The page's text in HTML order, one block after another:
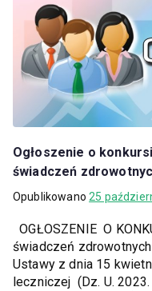
Ogłoszenie o
świadczeń
Opublikowano25
OGŁOSZENIE O
świadczeń
Ustawy z dnia 15
leczniczej (Dz. U.